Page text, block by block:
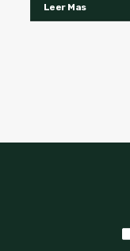
Leer Mas